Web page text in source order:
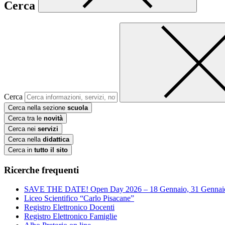
Cerca
Cerca
Cerca nella sezione scuola
Cerca tra le novità
Cerca nei servizi
Cerca nella didattica
Cerca in tutto il sito
Ricerche frequenti
SAVE THE DATE! Open Day 2026 – 18 Gennaio, 31
Liceo Scientifico “Carlo Pisacane”
Registro Elettronico Docenti
Registro Elettronico Famiglie